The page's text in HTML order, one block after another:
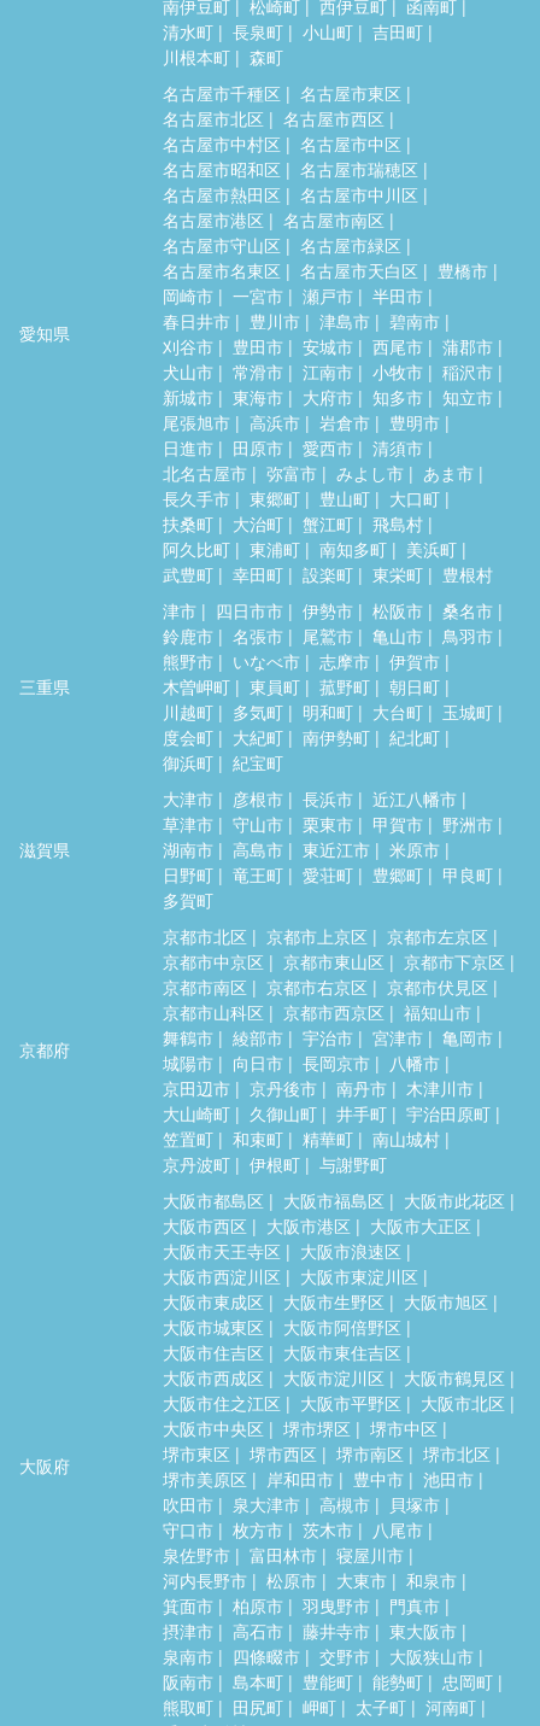
南伊豆町
松崎町 西伊豆町
函南町
清水町
長泉町 小山町
吉田町
川根本町
森町
愛知県
名古屋市千種区
名古屋市東区
名古屋市北区
名古屋市西区
名古屋市中村区
名古屋市中区
名古屋市昭和区
名古屋市瑞穂区
名古屋市熱田区
名古屋市中川区
名古屋市港区
名古屋市南区
名古屋市守山区
名古屋市緑区
名古屋市名東区
名古屋市天白区
豊橋市
岡崎市
一宮市 瀬戸市
半田市
春日井市
豊川市 津島市
碧南市
刈谷市
豊田市 安城市 西尾市
蒲郡市
犬山市
常滑市 江南市 小牧市
稲沢市
新城市
東海市 大府市 知多市
知立市
尾張旭市
高浜市 岩倉市
豊明市
日進市
田原市 愛西市
清須市
北名古屋市
弥富市 みよし市
あま市
長久手市
東郷町 豊山町
大口町
扶桑町
大治町 蟹江町
飛島村
阿久比町
東浦町 南知多町
美浜町
武豊町
幸田町 設楽町 東栄町 豊根村
三重県
津市 四日市市 伊勢市 松阪市
桑名市
鈴鹿市
名張市 尾鷲市 亀山市
鳥羽市
熊野市
いなべ市 志摩市
伊賀市
木曽岬町
東員町 菰野町
朝日町
川越町
多気町 明和町 大台町
玉城町
度会町
大紀町 南伊勢町
紀北町
御浜町
紀宝町
滋賀県
大津市 彦根市 長浜市
近江八幡市
草津市
守山市 栗東市 甲賀市
野洲市
湖南市
高島市 東近江市
米原市
日野町
竜王町 愛荘町 豊郷町
甲良町
多賀町
京都府
京都市北区 京都市上京区
京都市左京区
京都市中京区
京都市東山区
京都市下京区
京都市南区
京都市右京区
京都市伏見区
京都市山科区
京都市西京区
福知山市
舞鶴市
綾部市 宇治市 宮津市
亀岡市
城陽市
向日市 長岡京市
八幡市
京田辺市
京丹後市 南丹市
木津川市
大山崎町
久御山町 井手町
宇治田原町
笠置町
和束町 精華町
南山城村
京丹波町
伊根町 与謝野町
大阪府
大阪市都島区 大阪市福島区
大阪市此花区
大阪市西区
大阪市港区
大阪市大正区
大阪市天王寺区
大阪市浪速区
大阪市西淀川区
大阪市東淀川区
大阪市東成区
大阪市生野区
大阪市旭区
大阪市城東区
大阪市阿倍野区
大阪市住吉区
大阪市東住吉区
大阪市西成区
大阪市淀川区
大阪市鶴見区
大阪市住之江区
大阪市平野区
大阪市北区
大阪市中央区
堺市堺区
堺市中区
堺市東区
堺市西区 堺市南区
堺市北区
堺市美原区
岸和田市 豊中市
池田市
吹田市
泉大津市 高槻市
貝塚市
守口市
枚方市 茨木市
八尾市
泉佐野市
富田林市
寝屋川市
河内長野市
松原市 大東市
和泉市
箕面市
柏原市 羽曳野市
門真市
摂津市
高石市 藤井寺市
東大阪市
泉南市
四條畷市 交野市
大阪狭山市
阪南市
島本町 豊能町 能勢町
忠岡町
熊取町
田尻町 岬町 太子町
河南町